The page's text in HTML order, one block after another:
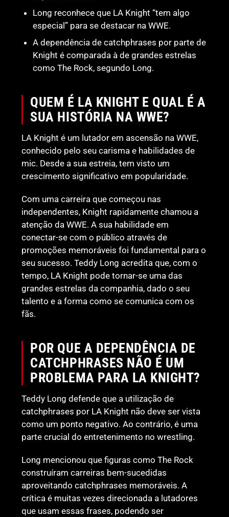
Long reconhece que LA Knight “tem algo
especial” para se destacar na WWE.
A dependência de catchphrases por parte de
Knight é comparada à de grandes estrelas
como The Rock, segundo Long.
QUEM É LA KNIGHT E QUAL É A
SUA HISTÓRIA NA WWE?
LA Knight é um lutador em ascensão na WWE,
conhecido pelo seu carisma e habilidades de
mic. Desde a sua estreia, tem visto um
crescimento significativo em popularidade.
Com uma carreira que começou nas
independentes, Knight rapidamente chamou a
atenção da WWE. A sua habilidade em
conectar-se com o público através de
promoções memoráveis foi fundamental para o
seu sucesso. Teddy Long acredita que, com o
tempo, LA Knight pode tornar-se uma das
grandes estrelas da companhia, dado o seu
talento e a forma como se comunica com os
fãs.
POR QUE A DEPENDÊNCIA DE
CATCHPHRASES NÃO É UM
PROBLEMA PARA LA KNIGHT?
Teddy Long defende que a utilização de
catchphrases por LA Knight não deve ser vista
como um ponto negativo. Ao contrário, é uma
parte crucial do entretenimento no wrestling.
Long mencionou que figuras como The Rock
construíram carreiras bem-sucedidas
aproveitando catchphrases memoráveis. A
crítica é muitas vezes direcionada a lutadores
que usam essas frases, podendo ser